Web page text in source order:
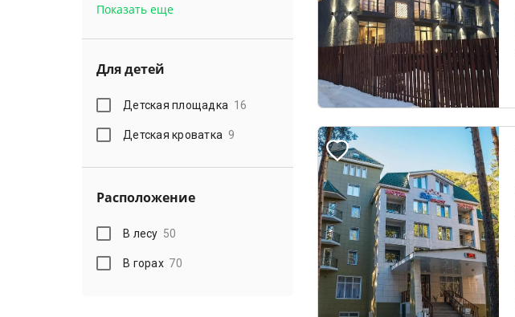
Показать еще
Для детей
Детская площадка 16
Детская кроватка 9
Расположение
В лесу 50
В горах 70